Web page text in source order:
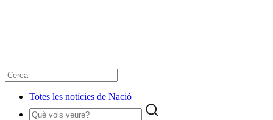
Totes les notícies de Nació